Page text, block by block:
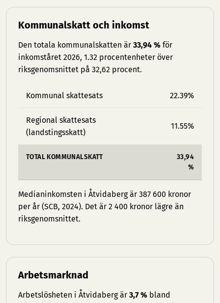
Kommunalskatt och inkomst
Den totala kommunalskatten är 33,94 % för
inkomståret 2026, 1.32 procentenheter över
riksgenomsnittet på 32,62 procent.
Kommunal skattesats 22.39%
Regional skattesats
(landstingsskatt)
11.55%
TOTAL KOMMUNALSKATT
33,94
%
Medianinkomsten i Åtvidaberg är 387 600 kronor
per år (SCB, 2024). Det är 2 400 kronor lägre än
riksgenomsnittet.
Arbetsmarknad
Arbetslösheten i Åtvidaberg är 3,7 % bland